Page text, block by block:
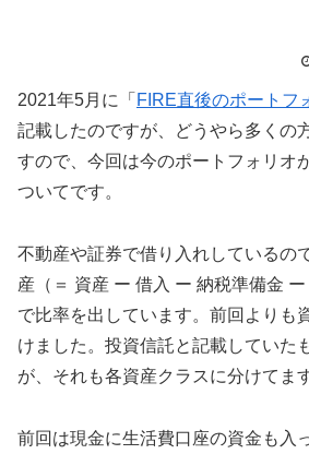
2021年5月に「 FIRE直後のポートフ
記載したのですが、どうやら多くの
すので、今回は今のポートフォリオ
ついてです。
不動産や証券で借り入れしているの
産（＝ 資産 ー 借入 ー 納税準備金 ー
で比率を出しています。前回よりも
けました。投資信託と記載していた
が、それも各資産クラスに分けてます
前回は現金に生活費口座の資金も入